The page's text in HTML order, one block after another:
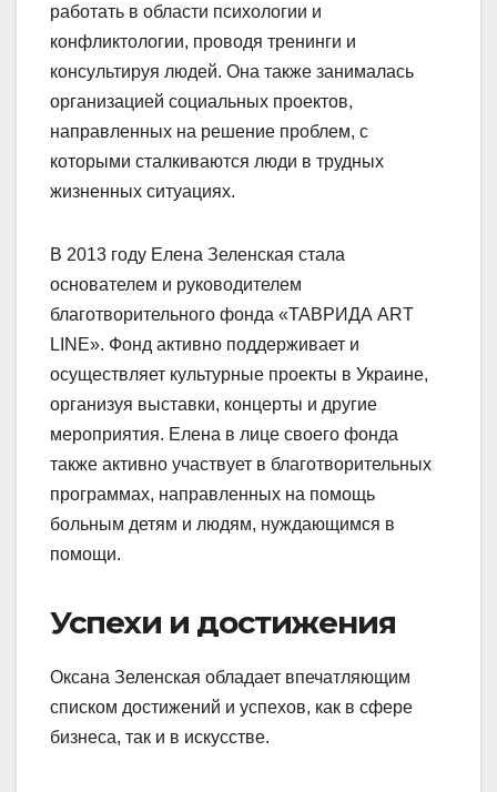
работать в области психологии и
конфликтологии, проводя тренинги и
консультируя людей. Она также занималась
организацией социальных проектов,
направленных на решение проблем, с
которыми сталкиваются люди в трудных
жизненных ситуациях.
В 2013 году Елена Зеленская стала
основателем и руководителем
благотворительного фонда «ТАВРИДА ART
LINE». Фонд активно поддерживает и
осуществляет культурные проекты в Украине,
организуя выставки, концерты и другие
мероприятия. Елена в лице своего фонда
также активно участвует в благотворительных
программах, направленных на помощь
больным детям и людям, нуждающимся в
помощи.
Успехи и достижения
Оксана Зеленская обладает впечатляющим
списком достижений и успехов, как в сфере
бизнеса, так и в искусстве.